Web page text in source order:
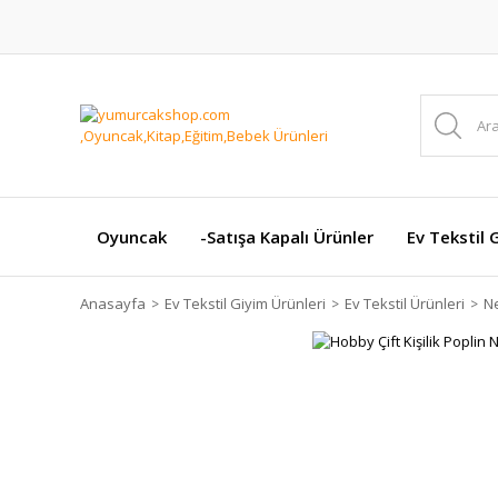
Oyuncak -Satışa Kapalı Ürünler Ev Tekstil
Anasayfa Ev Tekstil Giyim Ürünleri Ev Tekstil Ürünleri